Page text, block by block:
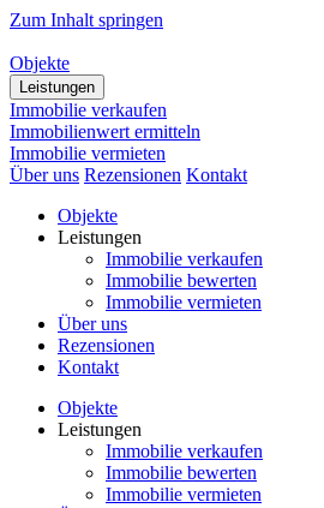
Zum Inhalt springen
Objekte
Leistungen
Immobilie verkaufen
Immobilienwert ermitteln
Immobilie vermieten
Über uns Rezensionen Kontakt
Objekte
Leistungen
Immobilie verkaufen
Immobilie bewerten
Immobilie vermieten
Über uns
Rezensionen
Kontakt
Objekte
Leistungen
Immobilie verkaufen
Immobilie bewerten
Immobilie vermieten